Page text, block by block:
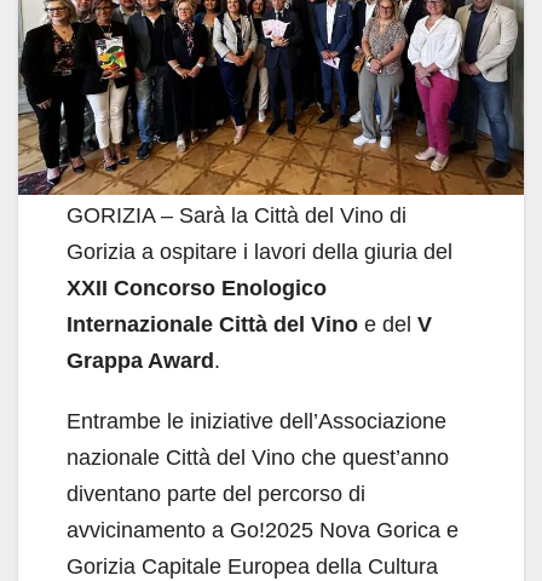
b
o
o
k
A
p
p
dI
n
vi
di
GORIZIA – Sarà la Città del Vino di
Gorizia a ospitare i lavori della giuria del
XXII Concorso Enologico
Internazionale Città del Vino e del V
Grappa Award .
Entrambe le iniziative dell’Associazione
nazionale Città del Vino che quest’anno
diventano parte del percorso di
avvicinamento a Go!2025 Nova Gorica e
Gorizia Capitale Europea della Cultura